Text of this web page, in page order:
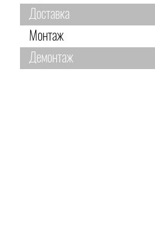
Доставка
Монтаж
Демонтаж